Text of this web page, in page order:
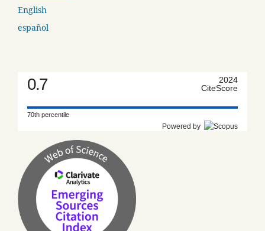
English
español
0.7
2024
CiteScore
70th percentile
Powered by